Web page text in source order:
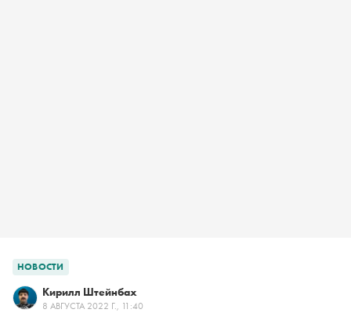
НОВОСТИ
Кирилл Штейнбах
8 АВГУСТА 2022 Г., 11:40